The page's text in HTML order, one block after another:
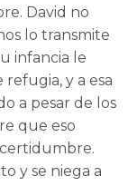
David no
lo transmite
infancia le
y a esa
a pesar de los
que eso
y se niega a